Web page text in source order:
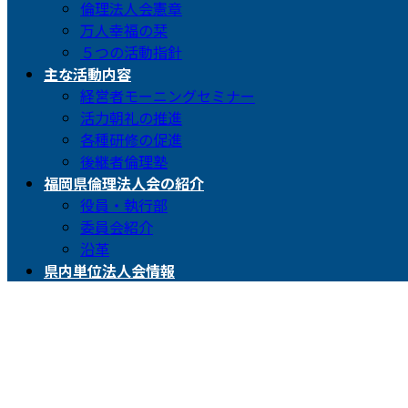
倫理法人会憲章
万人幸福の栞
５つの活動指針
主な活動内容
経営者モーニングセミナー
活力朝礼の推進
各種研修の促進
後継者倫理塾
福岡県倫理法人会の紹介
役員・執行部
委員会紹介
沿革
県内単位法人会情報